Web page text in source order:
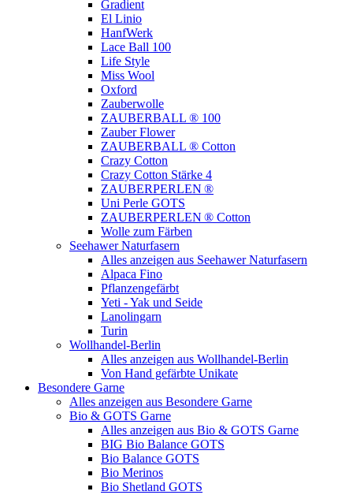
Gradient
El Linio
HanfWerk
Lace Ball 100
Life Style
Miss Wool
Oxford
Zauberwolle
ZAUBERBALL ® 100
Zauber Flower
ZAUBERBALL ® Cotton
Crazy Cotton
Crazy Cotton Stärke 4
ZAUBERPERLEN ®
Uni Perle GOTS
ZAUBERPERLEN ® Cotton
Wolle zum Färben
Seehawer Naturfasern
Alles anzeigen aus Seehawer Naturfasern
Alpaca Fino
Pflanzengefärbt
Yeti - Yak und Seide
Lanolingarn
Turin
Wollhandel-Berlin
Alles anzeigen aus Wollhandel-Berlin
Von Hand gefärbte Unikate
Besondere Garne
Alles anzeigen aus Besondere Garne
Bio & GOTS Garne
Alles anzeigen aus Bio & GOTS Garne
BIG Bio Balance GOTS
Bio Balance GOTS
Bio Merinos
Bio Shetland GOTS